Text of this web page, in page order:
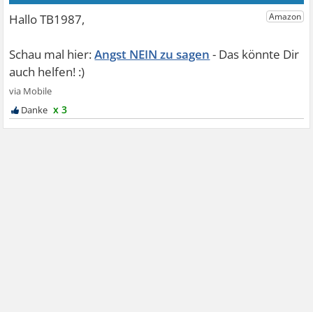
Angst NEIN zu sagen
x 3